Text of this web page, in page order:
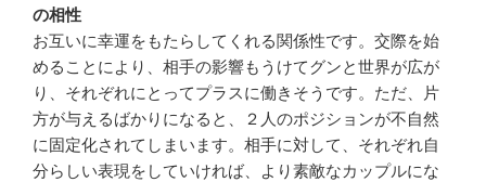
の相性
お互いに幸運をもたらしてくれる関係性です。交際を始
めることにより、相手の影響もうけてグンと世界が広が
り、それぞれにとってプラスに働きそうです。ただ、片
方が与えるばかりになると、２人のポジションが不自然
に固定化されてしまいます。相手に対して、それぞれ自
分らしい表現をしていければ、より素敵なカップルにな